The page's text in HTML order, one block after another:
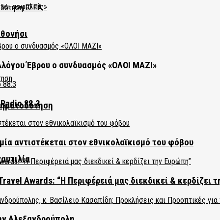
Έβρου ο συνδυασμός «ΟΛΟΙ ΜΑΖΙ»
88.3
αντιστέκεται στον εθνικολαϊκισμό του φόβου
Awards: “Η Περιφέρειά μας διεκδικεί & κερδίζει